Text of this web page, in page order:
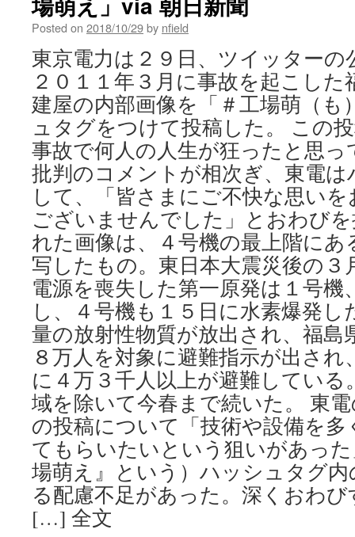
Posted on 2018/10/29by nfield
東京電力は２９日、ツイッター
２０１１年３月に事故を起こした
建屋の内部画像を「＃工場萌（
ュタグをつけて投稿した。 この
事故で何人の人生が狂ったと思
批判のコメントが相次ぎ、東電
して、「皆さまにご不快な思い
ございませんでした」とおわび
れた画像は、４号機の最上階に
写したもの。東日本大震災後の３
電源を喪失した第一原発は１号機
し、４号機も１５日に水素爆発し
量の放射性物質が放出され、福島
８万人を対象に避難指示が出さ
に４万３千人以上が避難している
域を除いて今春まで続いた。 東
の投稿について「技術や設備を
てもらいたいという狙いがあっ
場萌え』という）ハッシュタグ
る配慮不足があった。深くおわ
[…] 全文